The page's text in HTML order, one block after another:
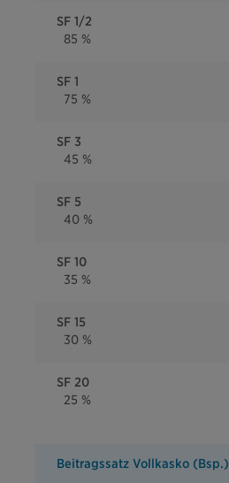
SF 1/2
85 %
SF 1
75 %
SF 3
45 %
SF 5
40 %
SF 10
35 %
SF 15
30 %
SF 20
25 %
Beitragssatz Vollkasko (Bsp.)